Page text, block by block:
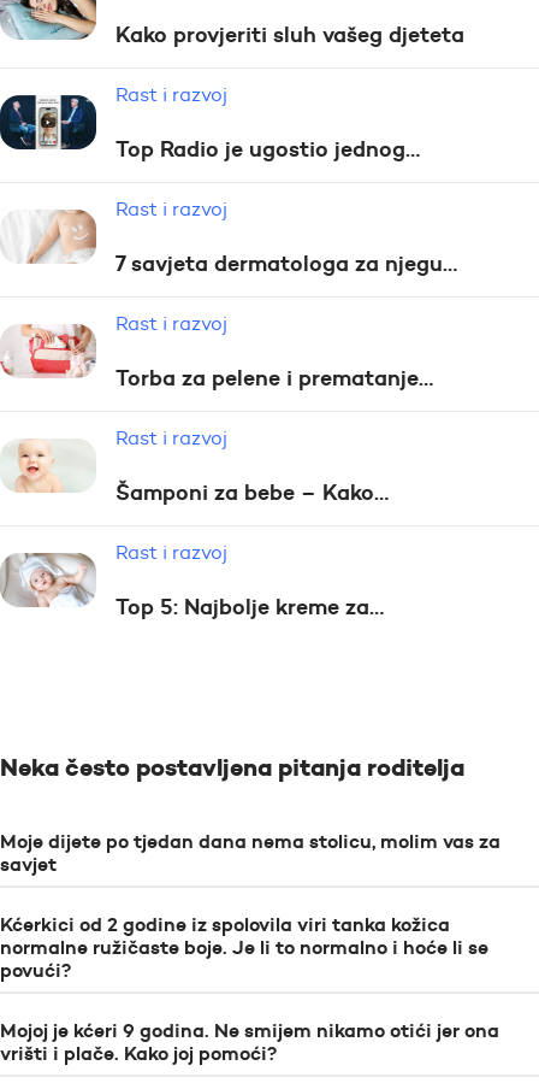
Kako provjeriti sluh vašeg djeteta
Rast i razvoj
Top Radio je ugostio jednog…
Rast i razvoj
7 savjeta dermatologa za njegu…
Rast i razvoj
Torba za pelene i prematanje…
Rast i razvoj
Šamponi za bebe – Kako…
Rast i razvoj
Top 5: Najbolje kreme za…
Neka često postavljena pitanja roditelja
Moje dijete po tjedan dana nema stolicu, molim vas za
savjet
Kćerkici od 2 godine iz spolovila viri tanka kožica
normalne ružičaste boje. Je li to normalno i hoće li se
povući?
Mojoj je kćeri 9 godina. Ne smijem nikamo otići jer ona
vrišti i plače. Kako joj pomoći?